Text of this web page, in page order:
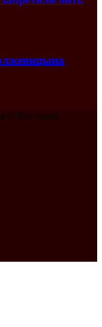
© Все права